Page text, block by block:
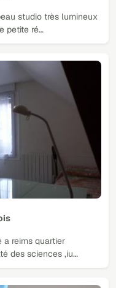
studio très lumineux
petite ré…
a reims quartier
des sciences ,iu…